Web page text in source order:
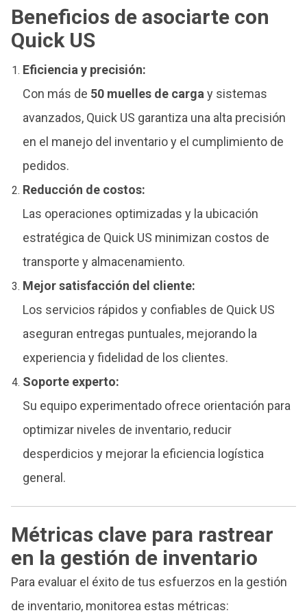
Beneficios de asociarte con
Quick US
Eficiencia y precisión:
Con más de 50 muelles de carga y sistemas
avanzados, Quick US garantiza una alta precisión
en el manejo del inventario y el cumplimiento de
pedidos.
Reducción de costos:
Las operaciones optimizadas y la ubicación
estratégica de Quick US minimizan costos de
transporte y almacenamiento.
Mejor satisfacción del cliente:
Los servicios rápidos y confiables de Quick US
aseguran entregas puntuales, mejorando la
experiencia y fidelidad de los clientes.
Soporte experto:
Su equipo experimentado ofrece orientación para
optimizar niveles de inventario, reducir
desperdicios y mejorar la eficiencia logística
general.
Métricas clave para rastrear
en la gestión de inventario
Para evaluar el éxito de tus esfuerzos en la gestión
de inventario, monitorea estas métricas: